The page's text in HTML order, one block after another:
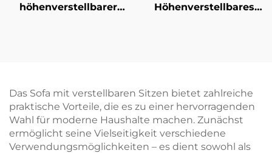
höhenverstellbarer
Höhenverstellbares
Das Sofa mit verstellbaren Sitzen bietet zahlreiche
praktische Vorteile, die es zu einer hervorragenden
Wahl für moderne Haushalte machen. Zunächst
ermöglicht seine Vielseitigkeit verschiedene
Verwendungsmöglichkeiten – es dient sowohl als